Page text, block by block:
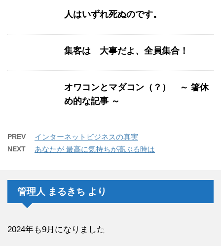
人はいずれ死ぬのです。
集客は 大事だよ、全員集合！
オワコンとマダコン（？） ～ 箸休
め的な記事 ～
PREV インターネットビジネスの真実
NEXT あなたが 最高に気持ちが高ぶる時は
管理人 まるきち より
2024年も9月になりました